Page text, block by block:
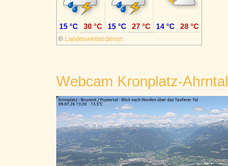
© Landeswetterdienst
15 °C 30 °C 15 °C 27 °C 14 °C 28 °C
Webcam Kronplatz-Ahrntal